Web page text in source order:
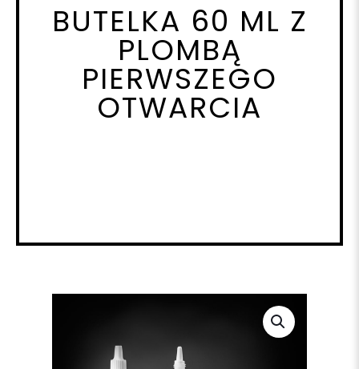
BUTELKA 60 ML Z
PLOMBĄ
PIERWSZEGO
OTWARCIA